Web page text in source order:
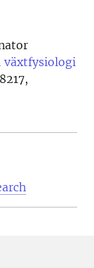
växtfysiologi